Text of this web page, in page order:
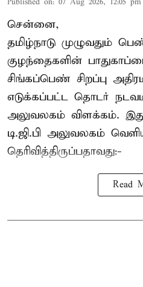
சென்னை,
தமிழ்நாடு முழுவதும்
குழந்தைகளின்
சிங்கப்பெண் சிறப்பு
எடுக்கப்பட்ட தொடர்
அலுவலகம் விளக்கம்.
டி.ஜி.பி அலுவலகம்
தெரிவித்திருப்பதாவது:-
Read